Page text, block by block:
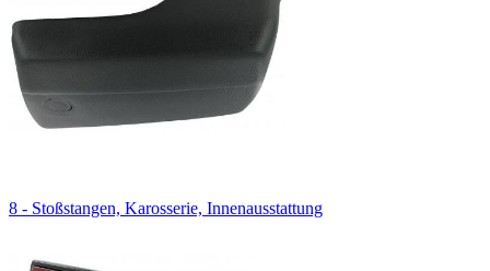
8 - Stoßstangen, Karosserie, Innenausstattung